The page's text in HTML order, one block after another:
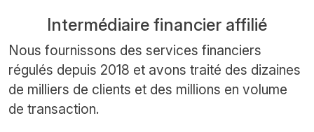
Intermédiaire financier affilié
Nous fournissons des services financiers
régulés depuis 2018 et avons traité des dizaines
de milliers de clients et des millions en volume
de transaction.